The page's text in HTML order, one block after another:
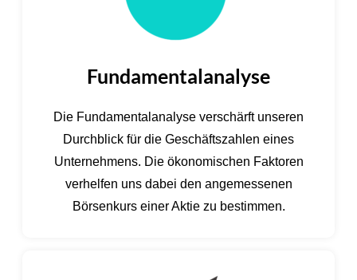
Fundamentalanalyse
Die Fundamentalanalyse verschärft unseren
Durchblick für die Geschäftszahlen eines
Unternehmens. Die ökonomischen Faktoren
verhelfen uns dabei den angemessenen
Börsenkurs einer Aktie zu bestimmen.